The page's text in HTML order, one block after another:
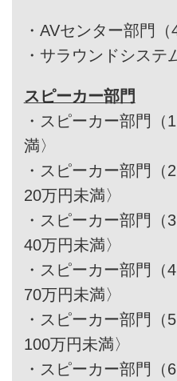
・ AVセンター部門（
・ サラウンドシステ
スピーカー部門
・ スピーカー部門（
満〉
・ スピーカー部門（
20万円未満〉
・ スピーカー部門（
40万円未満〉
・ スピーカー部門（
70万円未満〉
・ スピーカー部門（
100万円未満〉
・ スピーカー部門（